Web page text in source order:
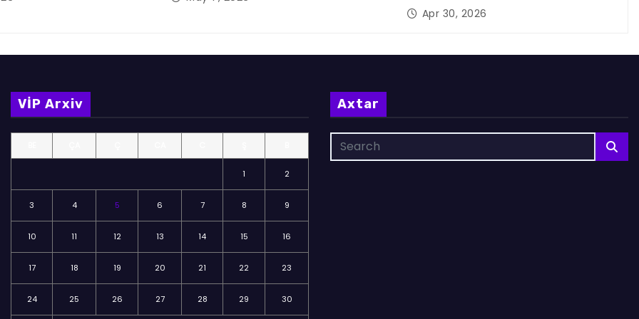
Apr 30, 2026
VİP Arxiv
1 2
3 4 5 6 7 8 9
10 11 12 13 14 15 16
17 18 19 20 21 22 23
24 25 26 27 28 29 30
Axtar